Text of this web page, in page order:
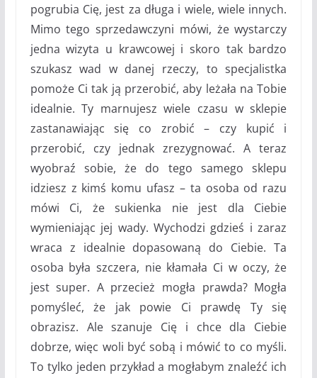
pogrubia Cię, jest za długa i wiele, wiele innych.
Mimo tego sprzedawczyni mówi, że wystarczy
jedna wizyta u krawcowej i skoro tak bardzo
szukasz wad w danej rzeczy, to specjalistka
pomoże Ci tak ją przerobić, aby leżała na Tobie
idealnie. Ty marnujesz wiele czasu w sklepie
zastanawiając się co zrobić – czy kupić i
przerobić, czy jednak zrezygnować. A teraz
wyobraź sobie, że do tego samego sklepu
idziesz z kimś komu ufasz – ta osoba od razu
mówi Ci, że sukienka nie jest dla Ciebie
wymieniając jej wady. Wychodzi gdzieś i zaraz
wraca z idealnie dopasowaną do Ciebie. Ta
osoba była szczera, nie kłamała Ci w oczy, że
jest super. A przecież mogła prawda? Mogła
pomyśleć, że jak powie Ci prawdę Ty się
obrazisz. Ale szanuje Cię i chce dla Ciebie
dobrze, więc woli być sobą i mówić to co myśli.
To tylko jeden przykład a mogłabym znaleźć ich